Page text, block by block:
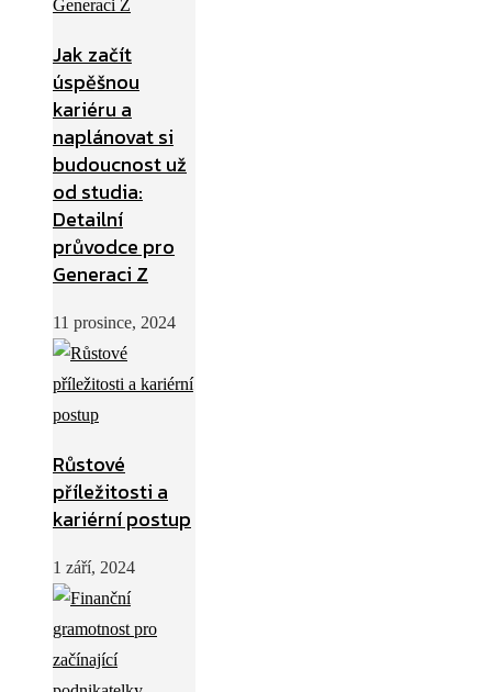
Jak začít
úspěšnou
kariéru a
naplánovat si
budoucnost už
od studia:
Detailní
průvodce pro
Generaci Z
11 prosince, 2024
Růstové
příležitosti a
kariérní postup
1 září, 2024